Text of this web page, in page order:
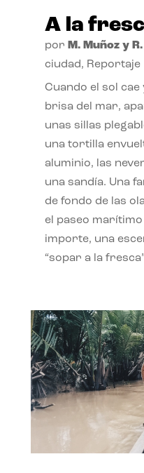
A la
por M. Muñoz y
ciudad, Reportaje
Cuando el sol cae
brisa del mar,
unas sillas
una tortilla
aluminio, las
una sandía. Una
de fondo de las
el paseo
importe, una
“sopar a la